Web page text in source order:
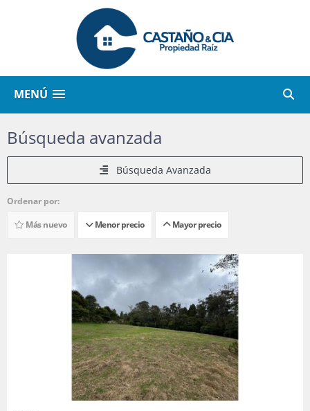
MENÚ
Búsqueda avanzada
Búsqueda Avanzada
Ordenar por:
Más nuevo
Menor precio Mayor precio